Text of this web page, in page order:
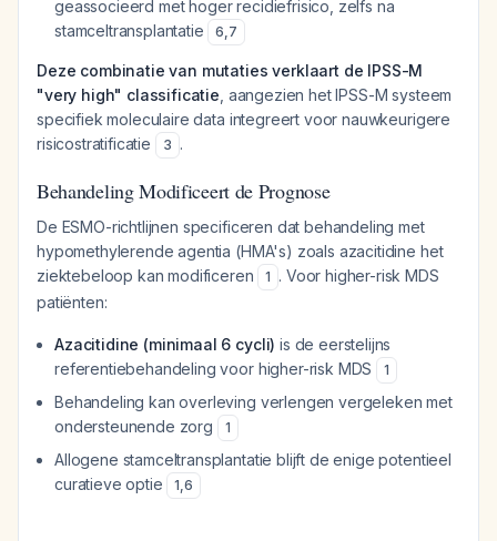
geassocieerd met hoger recidiefrisico, zelfs na
stamceltransplantatie
6,7
Deze combinatie van mutaties verklaart de IPSS-M
"very high" classificatie , aangezien het IPSS-M systeem
specifiek moleculaire data integreert voor nauwkeurigere
risicostratificatie
3 .
Behandeling Modificeert de Prognose
De ESMO-richtlijnen specificeren dat behandeling met
hypomethylerende agentia (HMA's) zoals azacitidine het
ziektebeloop kan modificeren
1 . Voor higher-risk MDS
patiënten:
Azacitidine (minimaal 6 cycli) is de eerstelijns
referentiebehandeling voor higher-risk MDS
1
Behandeling kan overleving verlengen vergeleken met
ondersteunende zorg
1
Allogene stamceltransplantatie blijft de enige potentieel
curatieve optie
1,6